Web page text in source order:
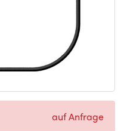
auf Anfrage